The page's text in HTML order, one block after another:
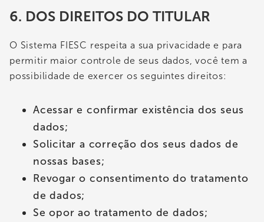
6. DOS DIREITOS DO TITULAR
O Sistema FIESC respeita a sua privacidade e para
permitir maior controle de seus dados, você tem a
possibilidade de exercer os seguintes direitos:
Acessar e confirmar existência dos seus
dados;
Solicitar a correção dos seus dados de
nossas bases;
Revogar o consentimento do tratamento
de dados;
Se opor ao tratamento de dados;